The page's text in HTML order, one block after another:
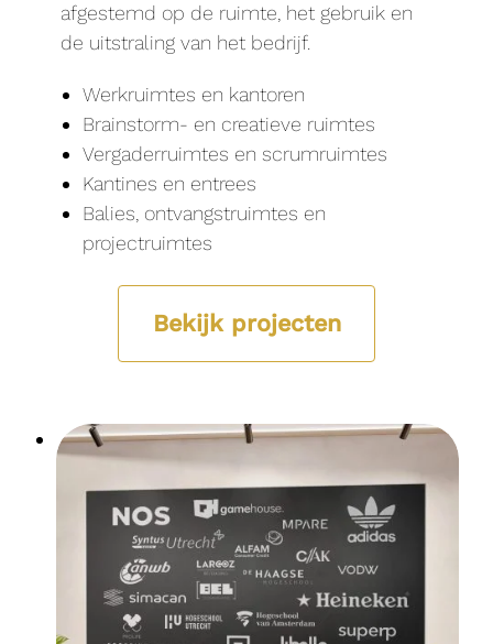
afgestemd op de ruimte, het gebruik en
de uitstraling van het bedrijf.
Werkruimtes en kantoren
Brainstorm- en creatieve ruimtes
Vergaderruimtes en scrumruimtes
Kantines en entrees
Balies, ontvangstruimtes en
projectruimtes
Bekijk projecten